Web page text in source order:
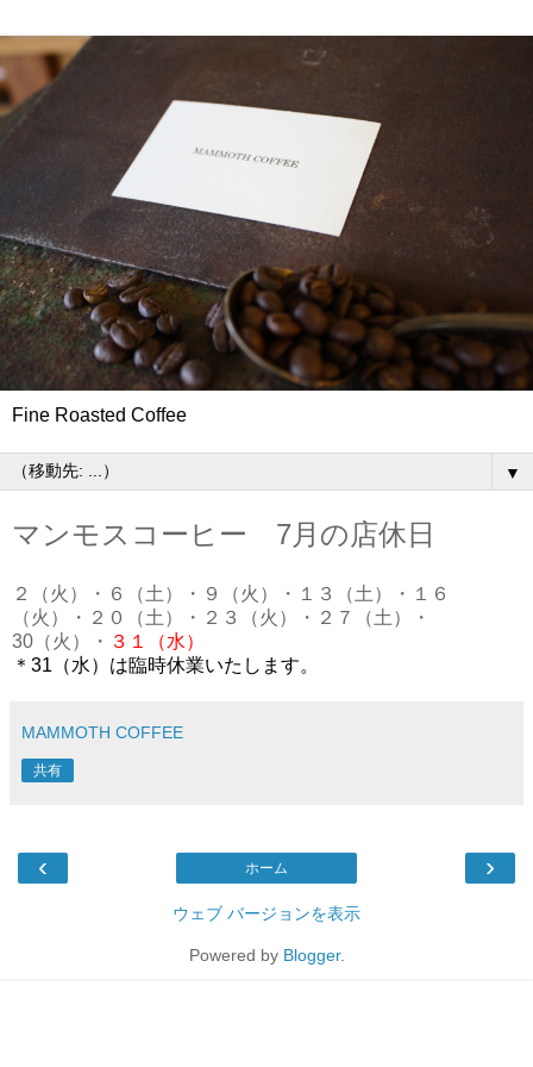
Fine Roasted Coffee
▼
マンモスコーヒー 7月の店休日
２（火）・６（土）・９（火）・１３（土）・１６
（火）・２０（土）・２３（火）・２７（土）・
30（火）・ ３１（水）
＊31（水）は臨時休業いたします。
MAMMOTH COFFEE
共有
‹ ›
ホーム
ウェブ バージョンを表示
Powered by Blogger.